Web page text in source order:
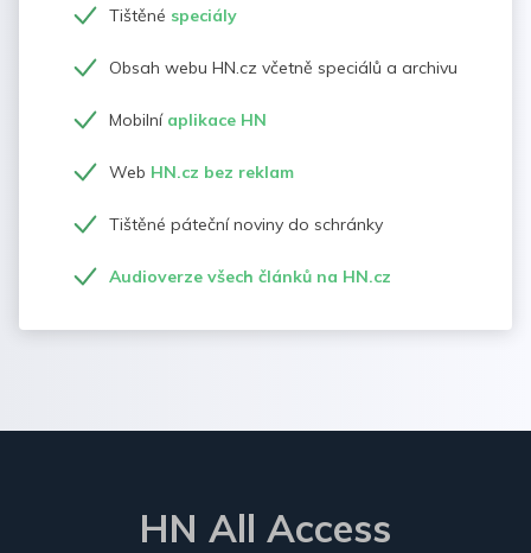
Tištěné speciály
Obsah webu HN.cz včetně speciálů a archivu
Mobilní aplikace HN
Web HN.cz bez reklam
Tištěné páteční noviny do schránky
Audioverze všech článků na HN.cz
HN All Access